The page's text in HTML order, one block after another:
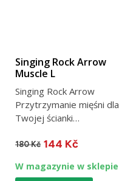
Singing Rock Arrow
Muscle L
Singing Rock Arrow
Przytrzymanie mięśni dla
Twojej ścianki
180 Kč 144 Kč
W magazynie w sklepie